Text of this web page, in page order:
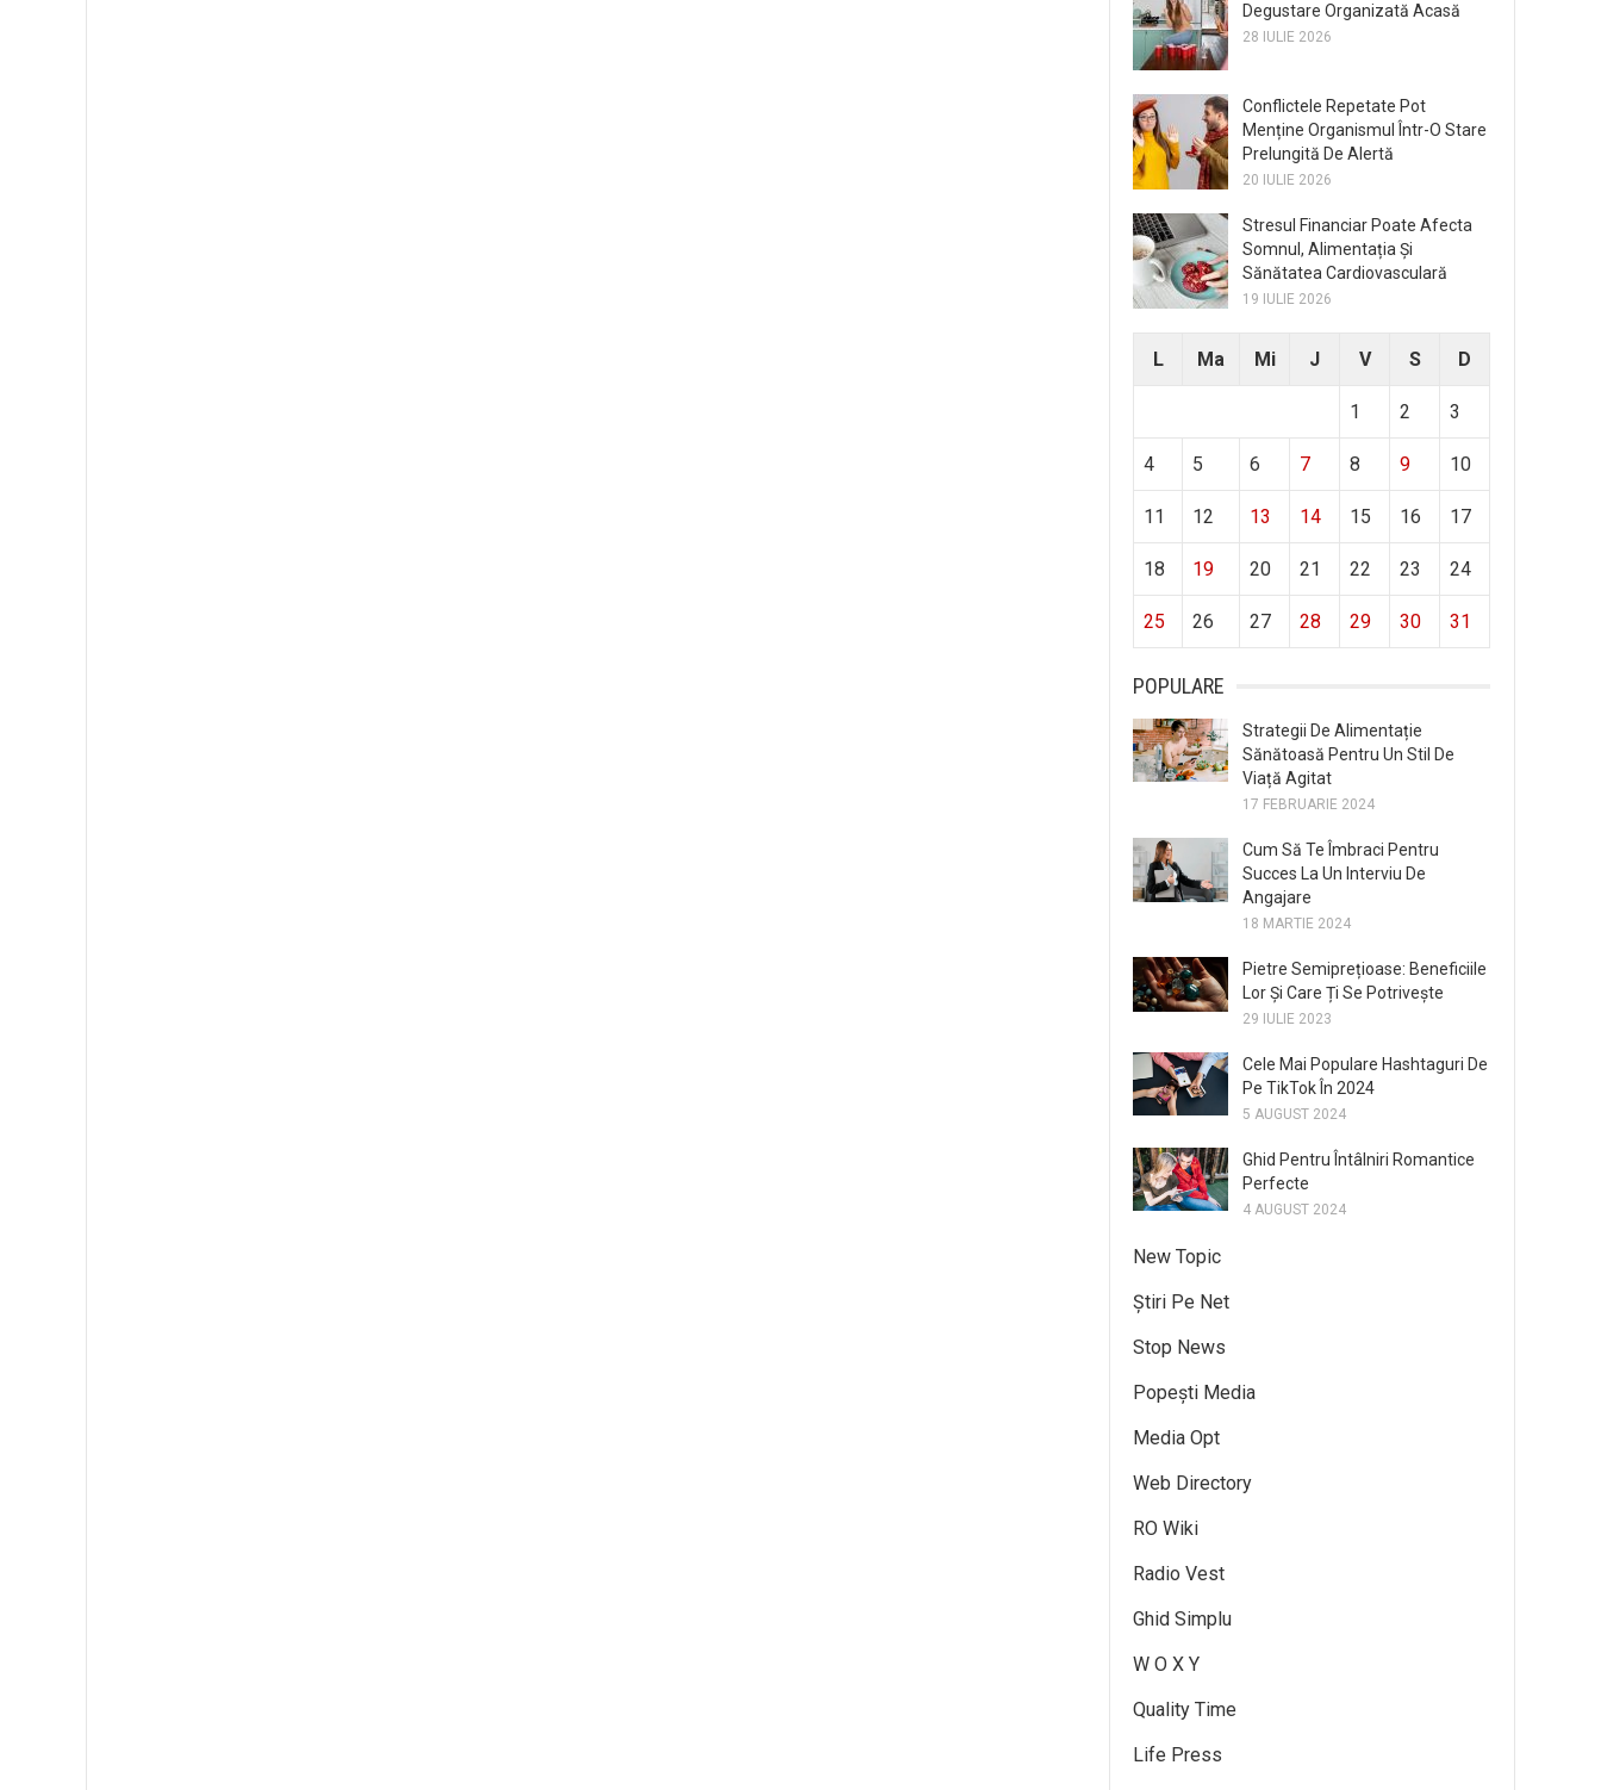
Degustare Organizată Acasă
28 IULIE 2026
Conflictele Repetate Pot
Menține Organismul Într-O Stare
Prelungită De Alertă
20 IULIE 2026
Stresul Financiar Poate Afecta
Somnul, Alimentația Și
Sănătatea Cardiovasculară
19 IULIE 2026
L Ma Mi J V S D
1 2 3
4 5 6 7 8 9 10
11 12 13 14 15 16 17
18 19 20 21 22 23 24
25 26 27 28 29 30 31
POPULARE
Strategii De Alimentație
Sănătoasă Pentru Un Stil De
Viață Agitat
17 FEBRUARIE 2024
Cum Să Te Îmbraci Pentru
Succes La Un Interviu De
Angajare
18 MARTIE 2024
Pietre Semiprețioase: Beneficiile
Lor Și Care Ți Se Potrivește
29 IULIE 2023
Cele Mai Populare Hashtaguri De
Pe TikTok În 2024
5 AUGUST 2024
Ghid Pentru Întâlniri Romantice
Perfecte
4 AUGUST 2024
New Topic
Știri Pe Net
Stop News
Popești Media
Media Opt
Web Directory
RO Wiki
Radio Vest
Ghid Simplu
W O X Y
Quality Time
Life Press